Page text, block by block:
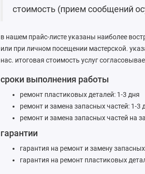
стоимость (прием сообщений
в нашем прайс-листе указаны наиболее
или при личном посещении мастерской.
нас. итоговая стоимость услуг
сроки выполнения работы
ремонт пластиковых деталей: 1-3 дня
ремонт и замена запасных частей: 1-3
ремонт и замена запасных частей на
гарантии
гарантия на ремонт и замену
гарантия на ремонт пластиковых